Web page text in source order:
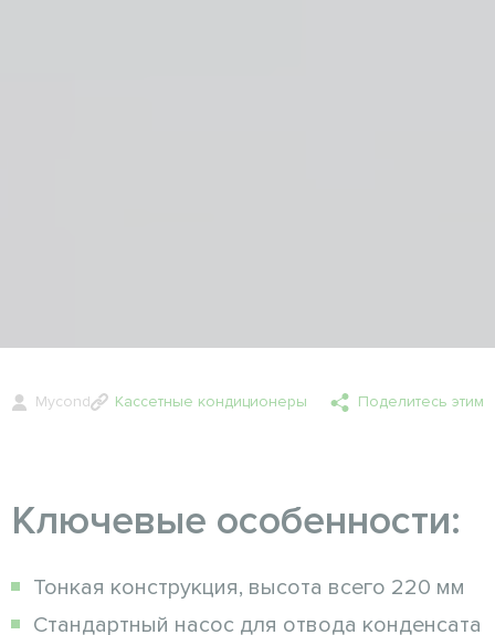
Mycond Кассетные кондиционеры Поделитесь этим
Ключевые особенности:
Тонкая конструкция, высота всего 220 мм
Стандартный насос для отвода конденсата